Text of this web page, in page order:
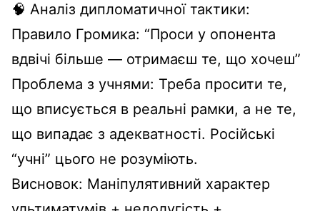
🧠 Аналіз дипломатичної тактики:
Правило Громика: “Проси у опонента
вдвічі більше — отримаєш те, що хочеш”
Проблема з учнями: Треба просити те,
що вписується в реальні рамки, а не те,
що випадає з адекватності. Російські
“учні” цього не розуміють.
Висновок: Маніпулятивний характер